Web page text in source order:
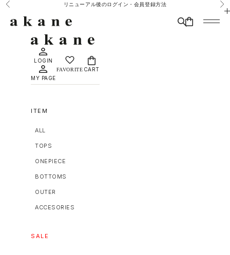
コンテンツへスキップ
前へ リニューアル後のログイン・会員登録方法 次
MAISON DÈ AMU メニュ
検索CART
LOGIN
MY PAGE
CART
ITEM
ALL
TOPS
ONEPIECE
BOTTOMS
OUTER
ACCESORIES
SALE